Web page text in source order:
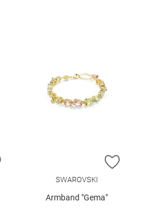
ZUR WUNSCHLISTE HINZUFÜGEN
ZUR
SWAROVSKI
Armband "Gema"